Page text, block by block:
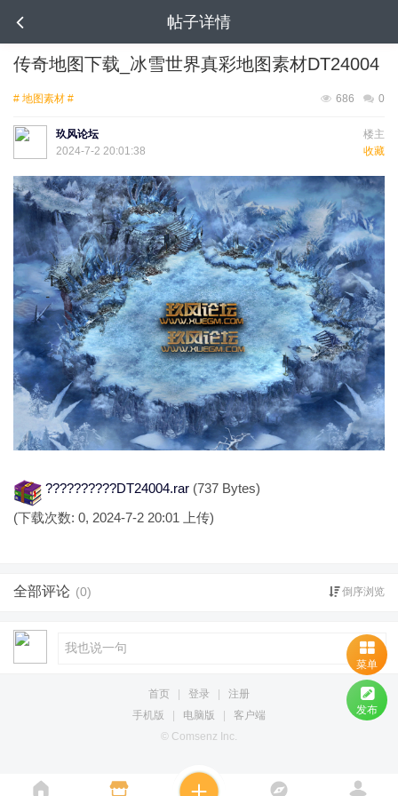
帖子详情
传奇地图下载_冰雪世界真彩地图素材DT24004
# 地图素材 # 0
686
楼主
玖风论坛
收藏
2024-7-2 20:01:38
??????????DT24004.rar (737 Bytes)
(下载次数: 0, 2024-7-2 20:01 上传)
全部评论 (0) 倒序浏览
首页 | 登录 |
注册
手机版
| 电脑版 |
客户端
© Comsenz Inc.
菜单
发布